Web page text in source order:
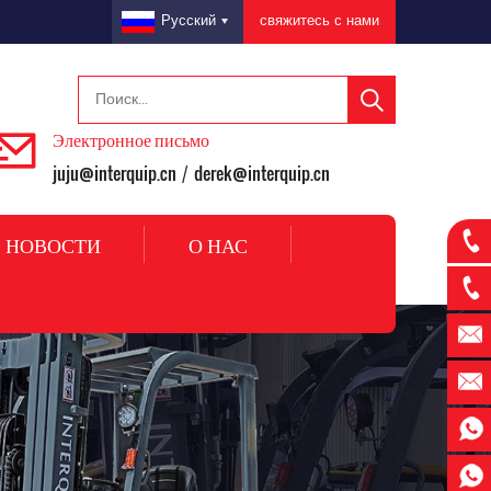
свяжитесь с нами
Русский
Электронное письмо
juju@interquip.cn / derek@interquip.cn
НОВОСТИ О НАС